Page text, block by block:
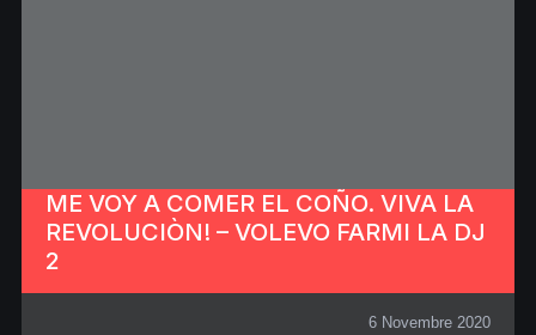
ME VOY A COMER EL COÑO. VIVA LA
REVOLUCIÒN! – VOLEVO FARMI LA DJ
2
6 Novembre 2020